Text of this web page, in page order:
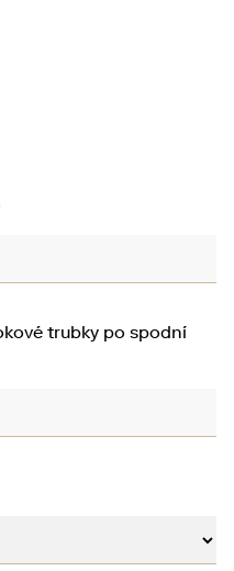
trubky po spodní